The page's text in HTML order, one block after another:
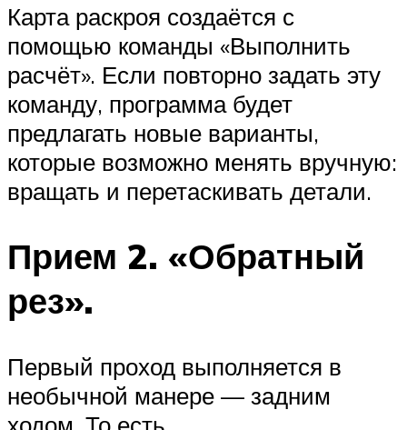
Карта раскроя создаётся с
помощью команды «Выполнить
расчёт». Если повторно задать эту
команду, программа будет
предлагать новые варианты,
которые возможно менять вручную:
вращать и перетаскивать детали.
Прием 2. «Обратный
рез».
Первый проход выполняется в
необычной манере — задним